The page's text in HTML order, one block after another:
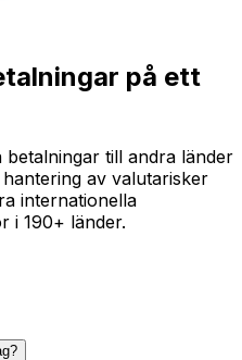
på ett
till andra länder
av valutarisker
internationella
i 190+ länder.